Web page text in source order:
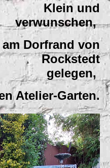
Klein und
verwunschen,
am Dorfrand von
Rockstedt
gelegen,
Atelier-Garten.